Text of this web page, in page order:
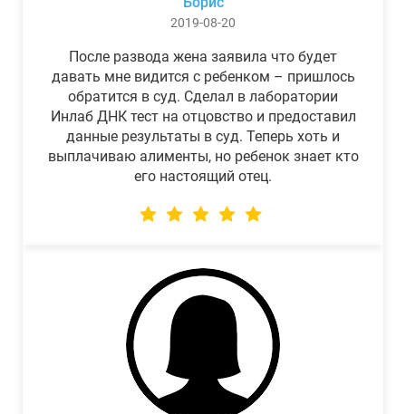
2019-08-20
После развода жена заявила что будет
давать мне видится с ребенком – пришлось
обратится в суд. Сделал в лаборатории
Инлаб ДНК тест на отцовство и предоставил
данные результаты в суд. Теперь хоть и
выплачиваю алименты, но ребенок знает кто
его настоящий отец.